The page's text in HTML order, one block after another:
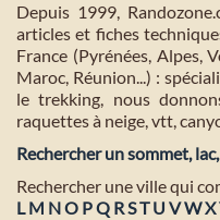
Depuis 1999,
articles et fiches
France (Pyrénées, Alpes,
Maroc, Réunion...) :
le trekking, nous
raquettes à neige, vtt,
Rechercher un sommet,
Rechercher une ville qui
L M NO PQ RST U VWX